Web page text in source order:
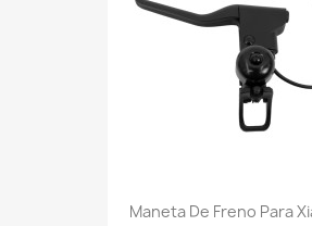
Maneta De Freno Para